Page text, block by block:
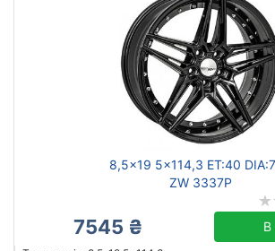
8,5x19 5x114,3 ET:40
ZW 3337P
7545 ₴ В
до
до